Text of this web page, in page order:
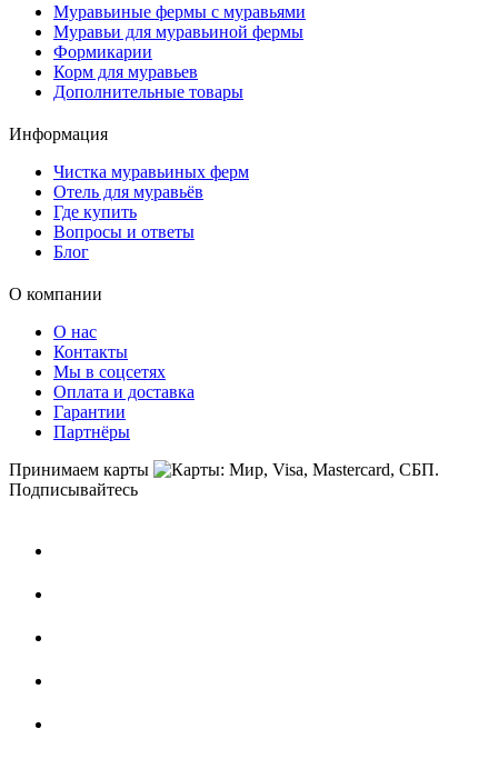
Муравьиные фермы с муравьями
Муравьи для муравьиной фермы
Формикарии
Корм для муравьев
Дополнительные товары
Информация
Чистка муравьиных ферм
Отель для муравьёв
Где купить
Вопросы и ответы
Блог
О компании
О нас
Контакты
Мы в соцсетях
Оплата и доставка
Гарантии
Партнёры
Принимаем карты
Подписывайтесь